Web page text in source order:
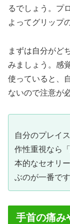
るでしょう。プ
よってグリップ
まずは自分がど
みましょう。感
使っていると、
ないので注意が
自分のプレイ
作性重視なら
本的なセオリ
ぶのが一番です
手首の痛み